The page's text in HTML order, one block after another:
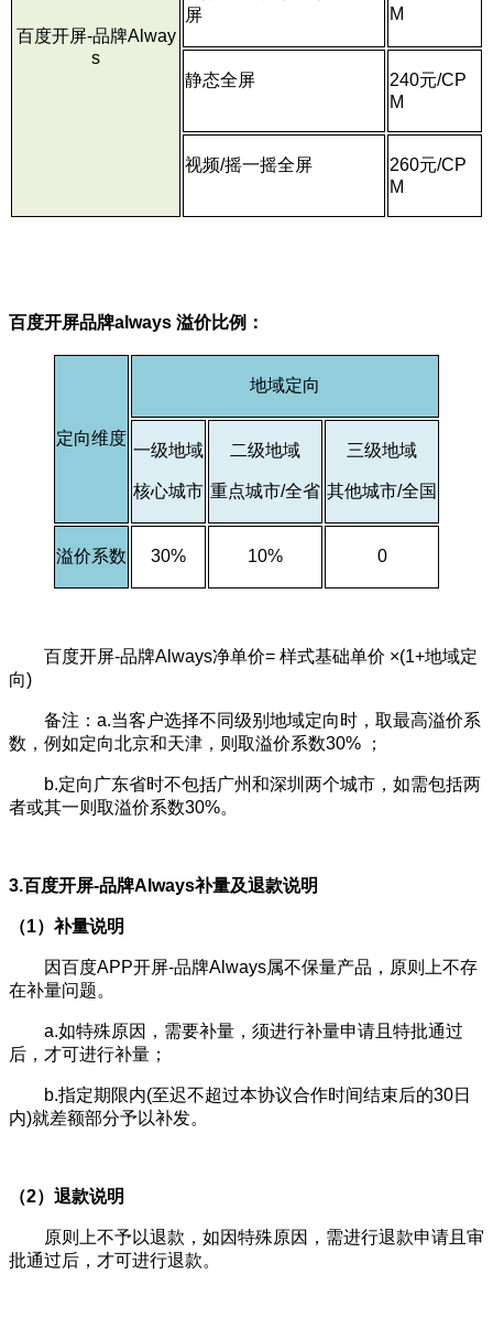
百度开屏-品牌Alway
s
屏
M
静态全屏
240元/CP
M
视频/摇一摇全屏
260元/CP
M
百度开屏品牌always 溢价比例：
定向维度
地域定向
一级地域
核心城市
二级地域
重点城市/全省
三级地域
其他城市/全国
溢价系数 30% 10% 0
百度开屏-品牌Always净单价= 样式基础单价 ×(1+地域定
向)
备注： a.当客户选择不同级别地域定向时，取最高溢价系
数，例如定向北京和天津，则取溢价系数30% ；
b.定向广东省时不包括广州和深圳两个城市，如需包括两
者或其一则取溢价系数30%。
3.百度开屏-品牌Always补量及退款说明
（1）补量说明
因百度APP开屏-品牌Always属不保量产品，原则上不存
在补量问题。
a.如特殊原因，需要补量，须进行补量申请且特批通过
后，才可进行补量；
b.指定期限内(至迟不超过本协议合作时间结束后的30日
内)就差额部分予以补发。
（2）退款说明
原则上不予以退款，如因特殊原因，需进行退款申请且审
批通过后，才可进行退款。